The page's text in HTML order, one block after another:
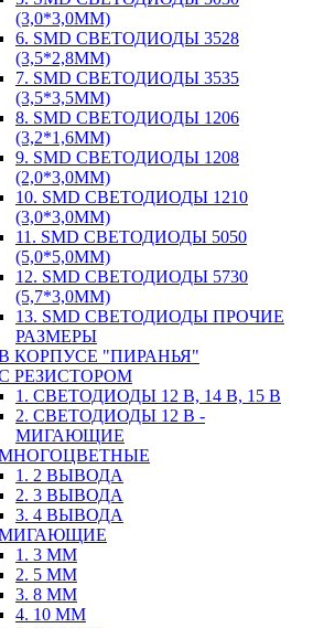
(3,0*3,0ММ)
6. SMD СВЕТОДИОДЫ 3528
(3,5*2,8ММ)
7. SMD СВЕТОДИОДЫ 3535
(3,5*3,5ММ)
8. SMD СВЕТОДИОДЫ 1206
(3,2*1,6ММ)
9. SMD СВЕТОДИОДЫ 1208
(2,0*3,0ММ)
10. SMD СВЕТОДИОДЫ 1210
(3,0*3,0ММ)
11. SMD СВЕТОДИОДЫ 5050
(5,0*5,0ММ)
12. SMD СВЕТОДИОДЫ 5730
(5,7*3,0ММ)
13. SMD СВЕТОДИОДЫ ПРОЧИЕ
РАЗМЕРЫ
В КОРПУСЕ "ПИРАНЬЯ"
С РЕЗИСТОРОМ
1. СВЕТОДИОДЫ 12 В, 14 В, 15 В
2. СВЕТОДИОДЫ 12 В -
МИГАЮЩИЕ
МНОГОЦВЕТНЫЕ
1. 2 ВЫВОДА
2. 3 ВЫВОДА
3. 4 ВЫВОДА
МИГАЮЩИЕ
1. 3 ММ
2. 5 ММ
3. 8 ММ
4. 10 ММ